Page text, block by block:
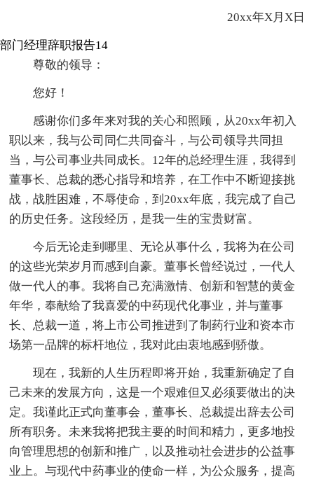
20xx年X月X日
部门经理辞职报告14
尊敬的领导：
您好！
感谢你们多年来对我的关心和照顾，从20xx年初入
职以来，我与公司同仁共同奋斗，与公司领导共同担
当，与公司事业共同成长。12年的总经理生涯，我得到
董事长、总裁的悉心指导和培养，在工作中不断迎接挑
战，战胜困难，不辱使命，到20xx年底，我完成了自己
的历史任务。这段经历，是我一生的宝贵财富。
今后无论走到哪里、无论从事什么，我将为在公司
的这些光荣岁月而感到自豪。董事长曾经说过，一代人
做一代人的事。我将自己充满激情、创新和智慧的黄金
年华，奉献给了我喜爱的中药现代化事业，并与董事
长、总裁一道，将上市公司推进到了制药行业和资本市
场第一品牌的标杆地位，我对此由衷地感到骄傲。
现在，我新的人生历程即将开始，我重新确定了自
己未来的发展方向，这是一个艰难但又必须要做出的决
定。我谨此正式向董事会，董事长、总裁提出辞去公司
所有职务。未来我将把我主要的时间和精力，更多地投
向管理思想的创新和推广，以及推动社会进步的公益事
业上。与现代中药事业的使命一样，为公众服务，提高